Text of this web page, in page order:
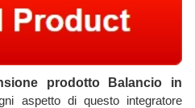
prodotto Balancio in
aspetto di questo integratore